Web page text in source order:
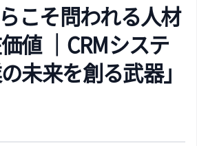
こそ問われる人材
値 ｜CRMシステ
未来を創る武器」